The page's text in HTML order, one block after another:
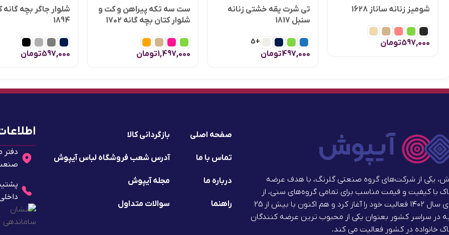
شومیز زنانه ساناز 1628
597,000تومان
تی شرت یقه خشتی زنانه
سنبل 1817
+5
497,000تومان
ست سه تکه پیراهن و کت و
شلوار کتان بچه گانه 1702
1,497,000تومان
شلوار جاگر بچه گانه
1894
597,000تومان
یکی از شرکت‌های گروه صنعتی گلرنگ، با هدف عرضه
با کیفیت و قیمت مناسب برای تمامی گروه‌های سنی، از
ابتدای سال ۱۴۰۲ فعالیت خود را آغاز کرد و هم اکنون با بیش از 25
در سراسر کشور بعنوان یکی از محبوب ترین عرضه کنندگان
خانواده در کشور فعالیت می کند.
صفحه اصلی
تماس با ما
درباره ما
راهنما
بازگردانی کالا
آدرس شعب فروشگاه لباس آیپوش
مجله آیپوش
سوالات متداول
دفتر
صنعت 2 -
داخلی